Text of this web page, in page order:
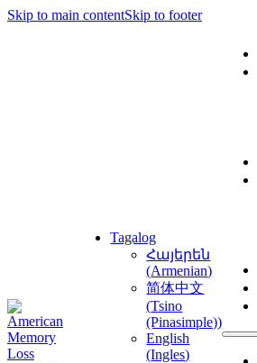
Skip to main contentSkip to footer
Tagalog
Հայերեն
(Armenian)
简体中文
(Tsino
(Pinasimple))
English
(Ingles)